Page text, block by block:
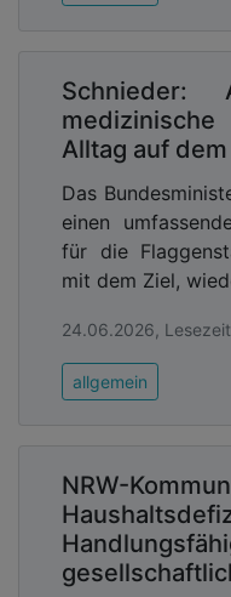
Schnieder:
Alltag auf
Das
einen
für die
mit dem Ziel,
24.06.2026,
allgemein
NRW-